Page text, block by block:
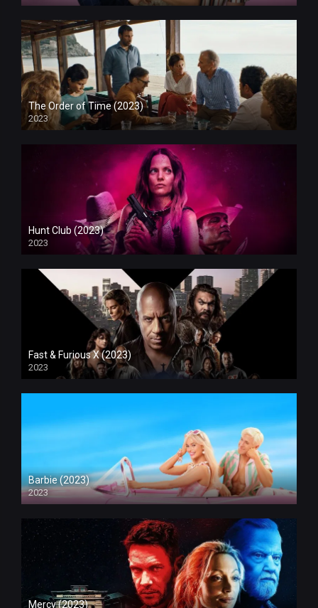
The Order of Time (2023)
2023
Hunt Club (2023)
2023
Fast & Furious X (2023)
2023
Barbie (2023)
2023
Mercy (2023)